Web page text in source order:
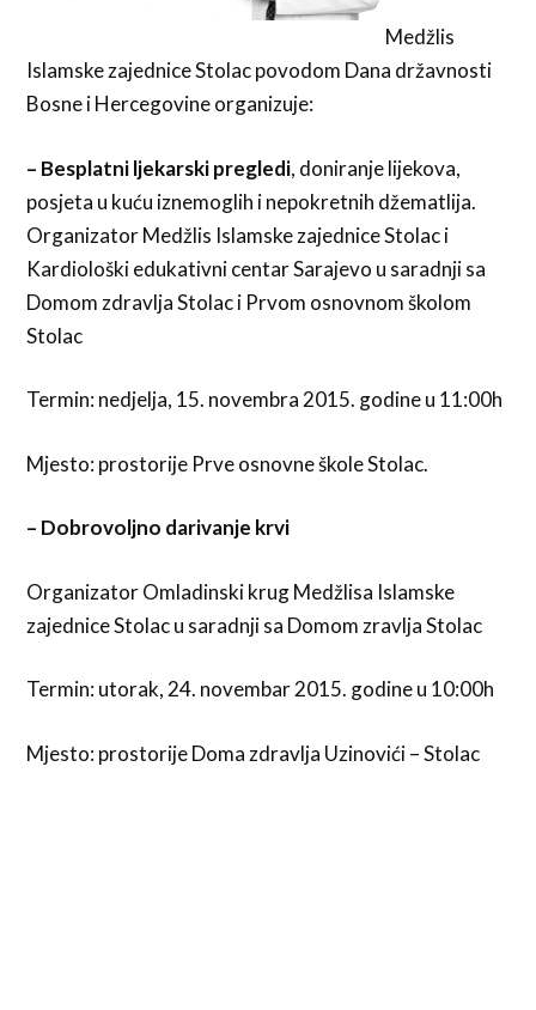
Medžlis
Islamske zajednice Stolac povodom Dana državnosti
Bosne i Hercegovine organizuje:
– Besplatni ljekarski pregledi, doniranje lijekova,
posjeta u kuću iznemoglih i nepokretnih džematlija.
Organizator Medžlis Islamske zajednice Stolac i
Kardiološki edukativni centar Sarajevo u saradnji sa
Domom zdravlja Stolac i Prvom osnovnom školom
Stolac
Termin: nedjelja, 15. novembra 2015. godine u 11:00h
Mjesto: prostorije Prve osnovne škole Stolac.
– Dobrovoljno darivanje krvi
Organizator Omladinski krug Medžlisa Islamske
zajednice Stolac u saradnji sa Domom zravlja Stolac
Termin: utorak, 24. novembar 2015. godine u 10:00h
Mjesto: prostorije Doma zdravlja Uzinovići – Stolac